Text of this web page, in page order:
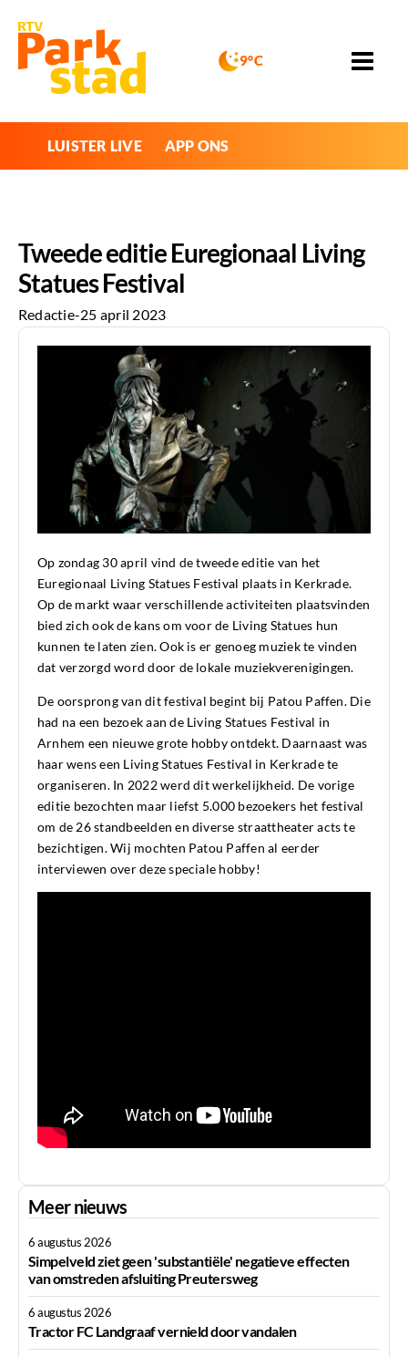
9°C
LUISTER LIVE APP ONS
Tweede editie Euregionaal Living
Statues Festival
Redactie-25 april 2023
Op zondag 30 april vind de tweede editie van het
Euregionaal Living Statues Festival plaats in Kerkrade.
Op de markt waar verschillende activiteiten plaatsvinden
bied zich ook de kans om voor de Living Statues hun
kunnen te laten zien. Ook is er genoeg muziek te vinden
dat verzorgd word door de lokale muziekverenigingen.
De oorsprong van dit festival begint bij Patou Paffen. Die
had na een bezoek aan de Living Statues Festival in
Arnhem een nieuwe grote hobby ontdekt. Daarnaast was
haar wens een Living Statues Festival in Kerkrade te
organiseren. In 2022 werd dit werkelijkheid. De vorige
editie bezochten maar liefst 5.000 bezoekers het festival
om de 26 standbeelden en diverse straattheater acts te
bezichtigen. Wij mochten Patou Paffen al eerder
interviewen over deze speciale hobby!
Meer nieuws
6 augustus 2026
Simpelveld ziet geen 'substantiële' negatieve effecten
van omstreden afsluiting Preutersweg
6 augustus 2026
Tractor FC Landgraaf vernield door vandalen